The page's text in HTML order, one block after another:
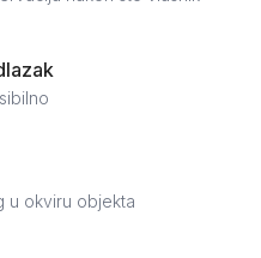
u okviru objekta